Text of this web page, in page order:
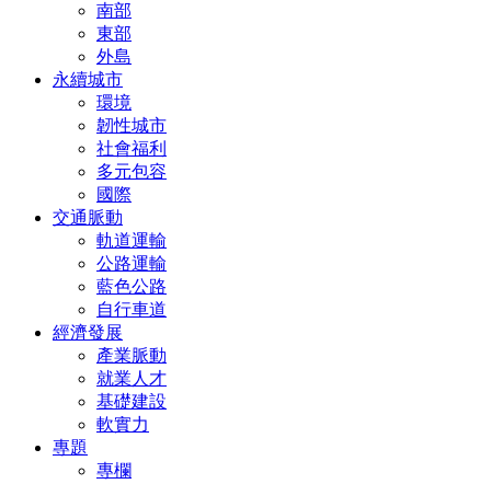
南部
東部
外島
永續城市
環境
韌性城市
社會福利
多元包容
國際
交通脈動
軌道運輸
公路運輸
藍色公路
自行車道
經濟發展
產業脈動
就業人才
基礎建設
軟實力
專題
專欄